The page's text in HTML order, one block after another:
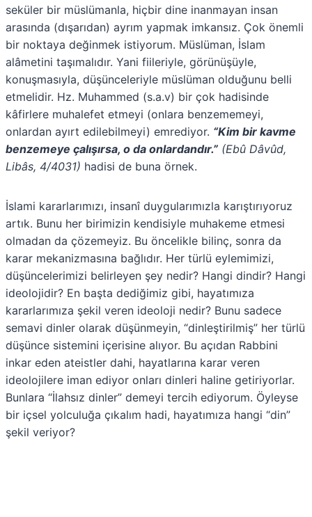
seküler bir müslümanla, hiçbir dine inanmayan insan
arasında (dışarıdan) ayrım yapmak imkansız. Çok önemli
bir noktaya değinmek istiyorum. Müslüman, İslam
alâmetini taşımalıdır. Yani fiileriyle, görünüşüyle,
konuşmasıyla, düşünceleriyle müslüman olduğunu belli
etmelidir. Hz. Muhammed (s.a.v) bir çok hadisinde
kâfirlere muhalefet etmeyi (onlara benzememeyi,
onlardan ayırt edilebilmeyi) emrediyor. “Kim bir kavme
benzemeye çalışırsa, o da onlardandır.” (Ebû Dâvûd,
Libâs, 4/4031) hadisi de buna örnek.
İslami kararlarımızı, insanî duygularımızla karıştırıyoruz
artık. Bunu her birimizin kendisiyle muhakeme etmesi
olmadan da çözemeyiz. Bu öncelikle bilinç, sonra da
karar mekanizmasına bağlıdır. Her türlü eylemimizi,
düşüncelerimizi belirleyen şey nedir? Hangi dindir? Hangi
ideolojidir? En başta dediğimiz gibi, hayatımıza
kararlarımıza şekil veren ideoloji nedir? Bunu sadece
semavi dinler olarak düşünmeyin, “dinleştirilmiş” her türlü
düşünce sistemini içerisine alıyor. Bu açıdan Rabbini
inkar eden ateistler dahi, hayatlarına karar veren
ideolojilere iman ediyor onları dinleri haline getiriyorlar.
Bunlara “İlahsız dinler” demeyi tercih ediyorum. Öyleyse
bir içsel yolculuğa çıkalım hadi, hayatımıza hangi “din”
şekil veriyor?